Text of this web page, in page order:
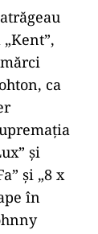
ca
şi
şi „8 x
în